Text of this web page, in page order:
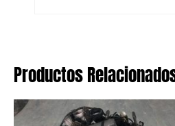
Productos